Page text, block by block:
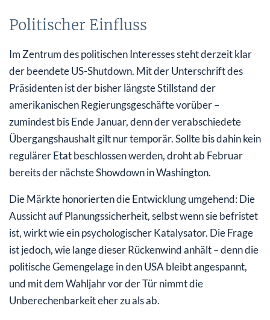
Politischer Einfluss
Im Zentrum des politischen Interesses steht derzeit klar
der beendete US-Shutdown. Mit der Unterschrift des
Präsidenten ist der bisher längste Stillstand der
amerikanischen Regierungsgeschäfte vorüber –
zumindest bis Ende Januar, denn der verabschiedete
Übergangshaushalt gilt nur temporär. Sollte bis dahin kein
regulärer Etat beschlossen werden, droht ab Februar
bereits der nächste Showdown in Washington.
Die Märkte honorierten die Entwicklung umgehend: Die
Aussicht auf Planungssicherheit, selbst wenn sie befristet
ist, wirkt wie ein psychologischer Katalysator. Die Frage
ist jedoch, wie lange dieser Rückenwind anhält – denn die
politische Gemengelage in den USA bleibt angespannt,
und mit dem Wahljahr vor der Tür nimmt die
Unberechenbarkeit eher zu als ab.